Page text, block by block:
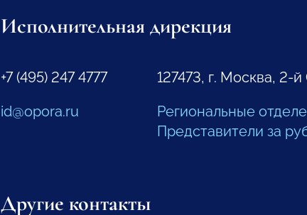
Исполнительная дирекция
+7 (495) 247 4777
id@opora.ru
127473, г. Москва, 2-
Региональные
Представители за
Другие контакты